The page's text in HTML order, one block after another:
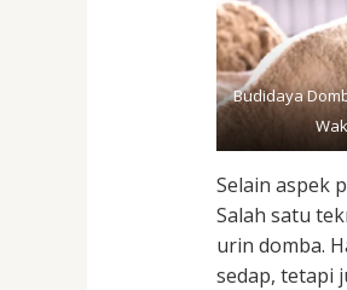
Budidaya
Selain aspek
Salah satu
urin domba.
sedap, tetapi